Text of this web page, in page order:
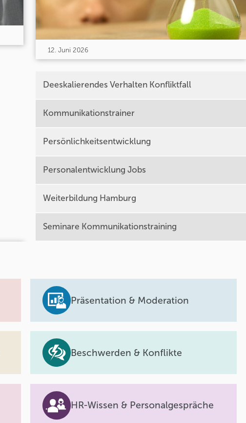
12. Juni 2026
Deeskalierendes Verhalten Konfliktfall
Kommunikationstrainer
Persönlichkeitsentwicklung
Personalentwicklung Jobs
Weiterbildung Hamburg
Seminare Kommunikationstraining
Präsentation & Moderation
Beschwerden & Konflikte
HR-Wissen & Personalgespräche